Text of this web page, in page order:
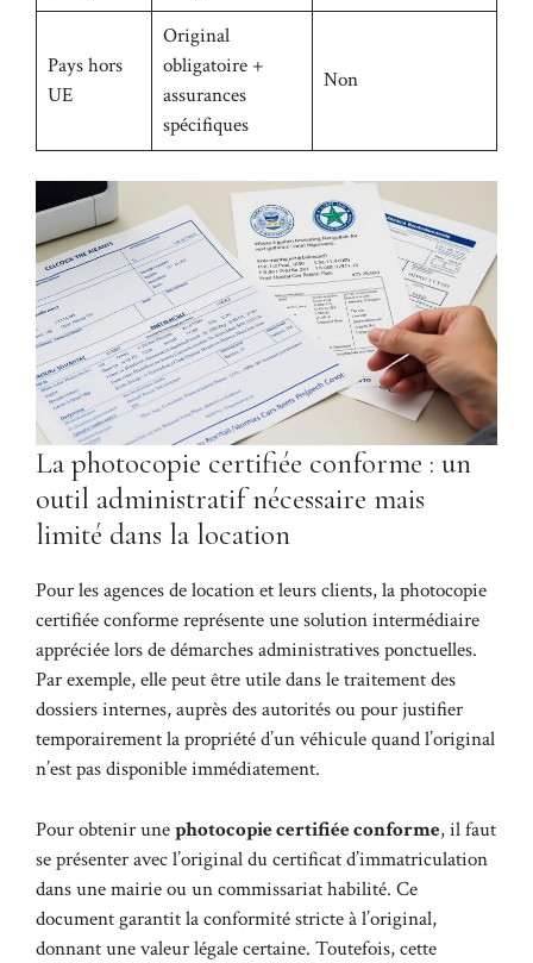
Pays hors
UE
Original
obligatoire +
assurances
spécifiques
Non
La photocopie certifiée conforme : un
outil administratif nécessaire mais
limité dans la location
Pour les agences de location et leurs clients, la photocopie
certifiée conforme représente une solution intermédiaire
appréciée lors de démarches administratives ponctuelles.
Par exemple, elle peut être utile dans le traitement des
dossiers internes, auprès des autorités ou pour justifier
temporairement la propriété d’un véhicule quand l’original
n’est pas disponible immédiatement.
Pour obtenir unephotocopie certifiée conforme, il faut
se présenter avec l’original du certificat d’immatriculation
dans une mairie ou un commissariat habilité. Ce
document garantit la conformité stricte à l’original,
donnant une valeur légale certaine. Toutefois, cette